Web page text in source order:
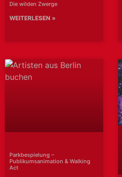
Die wilden Zwerge
WEITERLESEN »
Parkbespielung –
Publikumsanimation & Walking
Act